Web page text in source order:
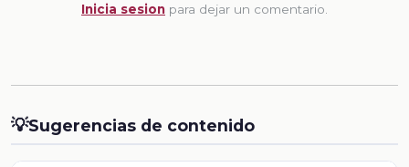
Inicia sesion para dejar un comentario.
💡Sugerencias de contenido